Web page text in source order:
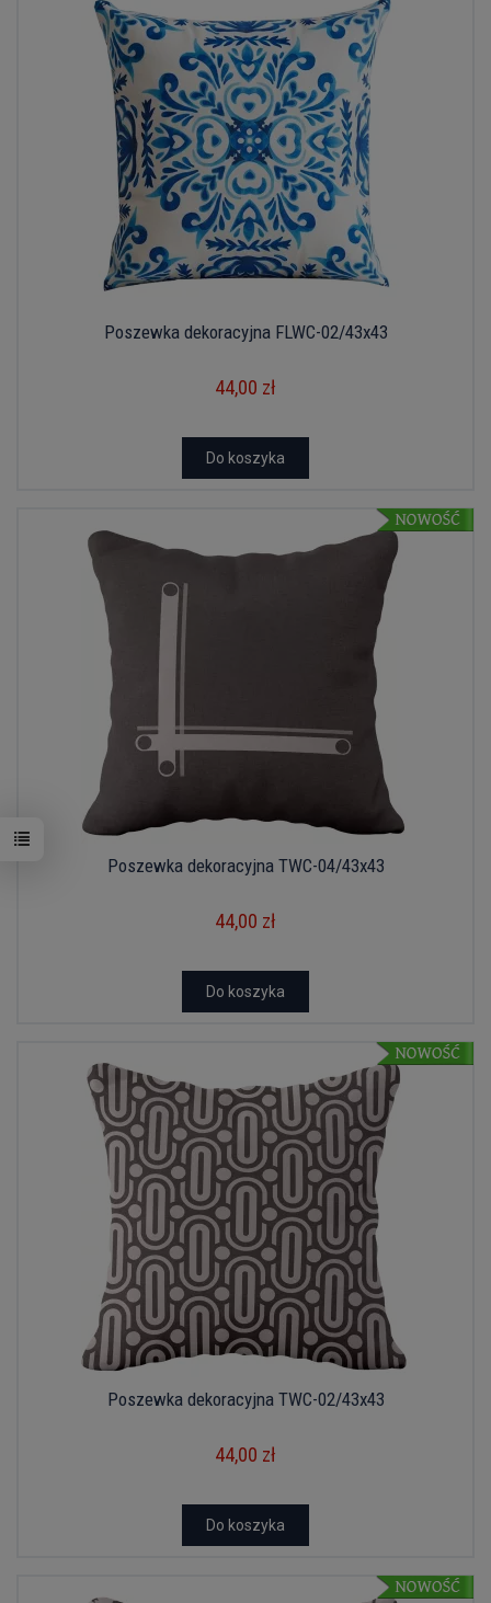
Poszewka dekoracyjna FLWC-02/43x43
44,00 zł
Do koszyka
Poszewka dekoracyjna TWC-04/43x43
44,00 zł
Do koszyka
Poszewka dekoracyjna TWC-02/43x43
44,00 zł
Do koszyka